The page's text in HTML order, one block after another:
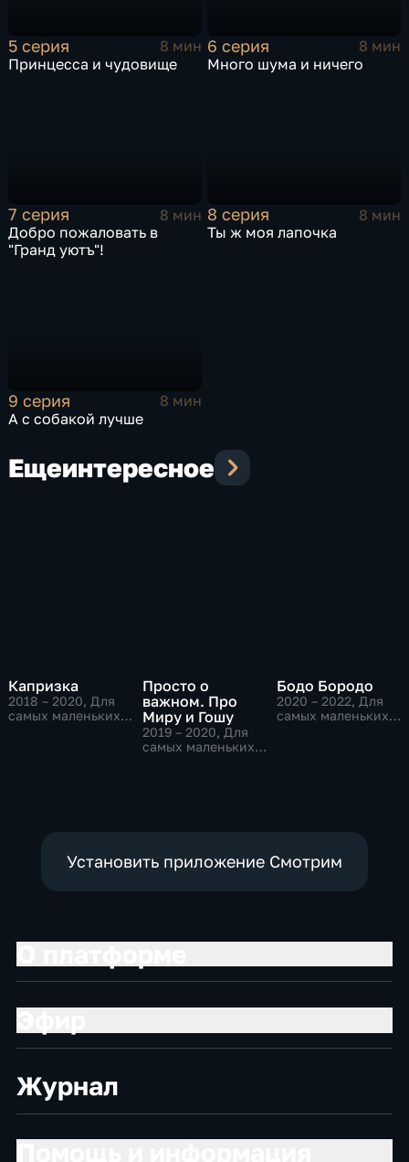
5 серия
8 мин
Принцесса и чудовище
6 серия
8 мин
Много шума и ничего
7 серия
8 мин
Добро пожаловать в
"Гранд уютъ"!
8 серия
8 мин
Ты ж моя лапочка
9 серия
8 мин
А с собакой лучше
Ещеинтересное
Капризка
2018 – 2020, Для
самых маленьких,
Просто о
важном. Про
Миру и Гошу
2019 – 2020, Для
самых маленьких,
Бодо Бородо
2020 – 2022, Для
самых маленьких,
Установить приложение Смотрим
Журнал